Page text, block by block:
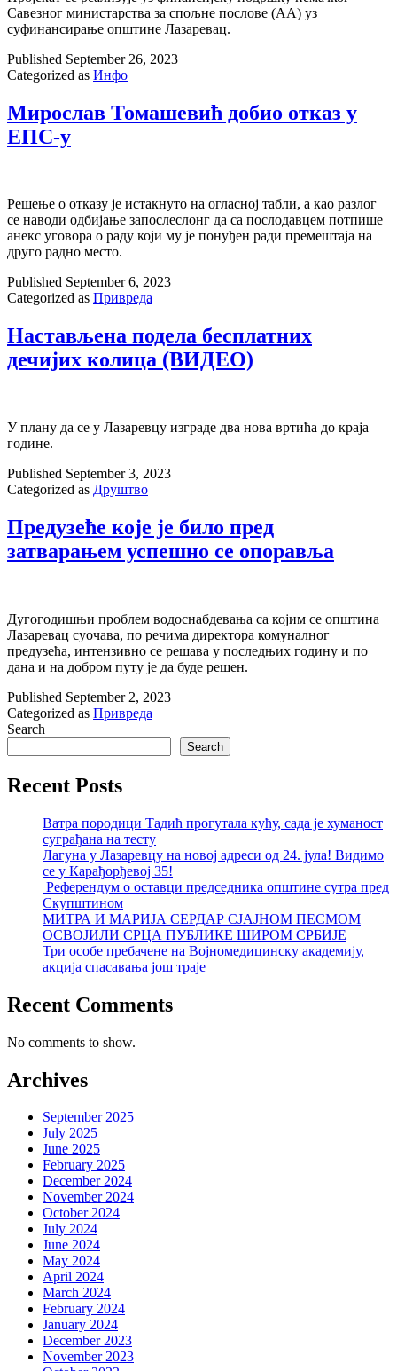
Савезног министарства за спољне послове (АА) уз
суфинансирање општинe Лазаревац.
Published September 26, 2023
Categorized as Инфо
Мирослав Томашевић добио отказ у
ЕПС-у
Решење о отказу је истакнуто на огласној табли, а као разлог
се наводи одбијање запослеслонг да са послодавцем потпише
анекс уговора о раду који му је понуђен ради премештаја на
друго радно место.
Published September 6, 2023
Categorized as Привреда
Настављена подела бесплатних
дечијих колица (ВИДЕО)
У плану да се у Лазаревцу изграде два нова вртића до краја
године.
Published September 3, 2023
Categorized as Друштво
Предузеће које је било пред
затварањем успешно се опоравља
Дугогодишњи проблем водоснабдевања са којим се општина
Лазаревац суочава, по речима директора комуналног
предузећа, интензивно се решава у последњих годину и по
дана и на добром путу је да буде решен.
Published September 2, 2023
Categorized as Привреда
Search
Search
Recent Posts
Ватра породици Тадић прогутала кућу, сада је хуманост
суграђана на тесту
Лагуна у Лазаревцу на новој адреси од 24. јула! Видимо
се у Карађорђевој 35!
Референдум о оставци председника општине сутра пред
Скупштином
МИТРА И МАРИЈА СЕРДАР СЈАЈНОМ ПЕСМОМ
ОСВОЈИЛИ СРЦА ПУБЛИКЕ ШИРОМ СРБИЈЕ
Три особе пребачене на Војномедицинску академију,
акција спасавања још траје
Recent Comments
No comments to show.
Archives
September 2025
July 2025
June 2025
February 2025
December 2024
November 2024
October 2024
July 2024
June 2024
May 2024
April 2024
March 2024
February 2024
January 2024
December 2023
November 2023